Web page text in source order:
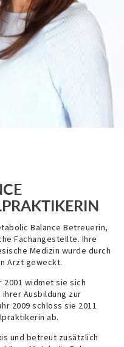
Balance Betreuerin,
Fachangestellte. Ihre
Medizin wurde durch
Arzt geweckt.
2001 widmet sie sich
Ausbildung zur
2009 schloss sie 2011
ab.
und betreut zusätzlich